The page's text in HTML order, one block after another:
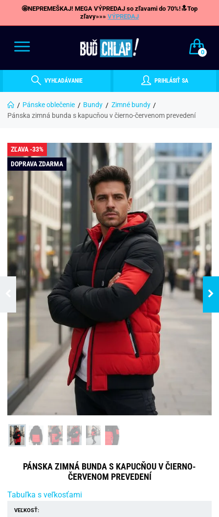
🤩NEPREMEŠKAJ! MEGA VÝPREDAJ so zľavami do 70%!🔝Top
zľavy»»» VÝPREDAJ
0
VYHĽADÁVANIE PRIHLÁSIŤ SA
Pánske oblečenie Bundy
Zimné bundy
Pánska zimná bunda s kapucňou v čierno-červenom prevedení
ZĽAVA -33%
DOPRAVA ZDARMA
PÁNSKA ZIMNÁ BUNDA S KAPUCŇOU V ČIERNO-
ČERVENOM PREVEDENÍ
Tabuľka s veľkosťami
VEĽKOSŤ: